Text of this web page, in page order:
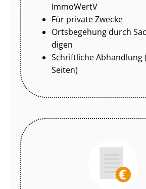
ImmoWertV
Für private Zwecke
Ortsbegehung durch
di­gen
Schriftliche Abhandlung
Seiten)